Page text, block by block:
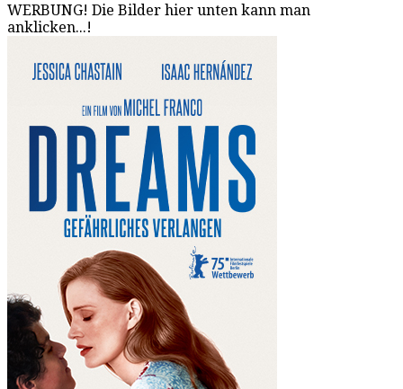
WERBUNG! Die Bilder hier unten kann man
anklicken...!